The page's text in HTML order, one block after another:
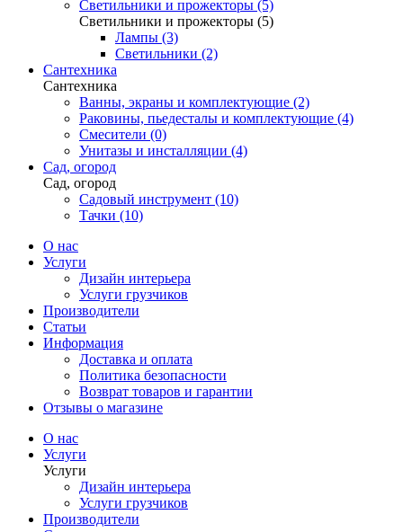
Светильники и прожекторы (5)
Светильники и прожекторы (5)
Лампы (3)
Светильники (2)
Сантехника
Сантехника
Ванны, экраны и комплектующие (2)
Раковины, пьедесталы и комплектующие (4)
Смесители (0)
Унитазы и инсталляции (4)
Сад, огород
Сад, огород
Садовый инструмент (10)
Тачки (10)
О нас
Услуги
Дизайн интерьера
Услуги грузчиков
Производители
Статьи
Информация
Доставка и оплата
Политика безопасности
Возврат товаров и гарантии
Отзывы о магазине
О нас
Услуги
Услуги
Дизайн интерьера
Услуги грузчиков
Производители